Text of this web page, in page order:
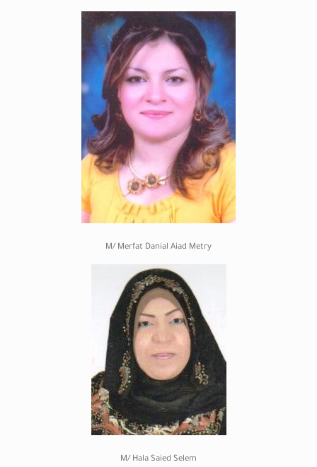
M/ Merfat Danial Aiad Metry
M/ Hala Saied Selem